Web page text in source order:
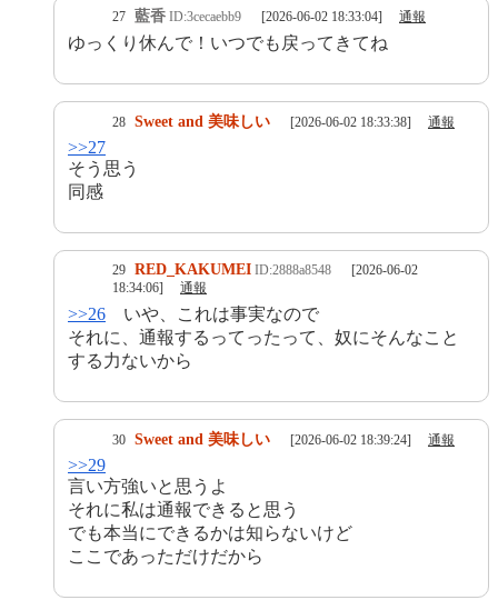
27 藍香 ID:3cecaebb9 [2026-06-02 18:33:04] 通報
ゆっくり休んで！いつでも戻ってきてね
28 Sweet and 美味しい [2026-06-02 18:33:38] 通報
>>27
そう思う
同感
29 RED_KAKUMEI ID:2888a8548
[2026-06-02
18:34:06]
通報
>>26 いや、これは事実なので
それに、通報するってったって、奴にそんなこと
する力ないから
30 Sweet and 美味しい [2026-06-02 18:39:24] 通報
>>29
言い方強いと思うよ
それに私は通報できると思う
でも本当にできるかは知らないけど
ここであっただけだから